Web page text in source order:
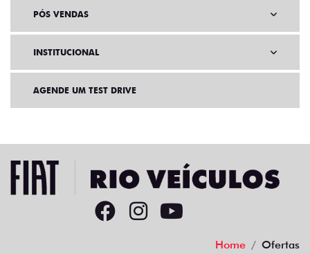
PÓS VENDAS
INSTITUCIONAL
AGENDE UM TEST DRIVE
Home Ofertas